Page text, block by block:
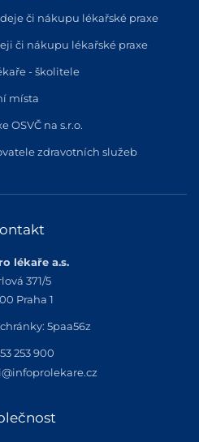
či nákupu lékařské praxe
či nákupu lékařské praxe
- školitele
místa
OSVČ na s.r.o.
zdravotních služeb
lékaře a.s.
371/5
Praha 1
5paa56z
253 900